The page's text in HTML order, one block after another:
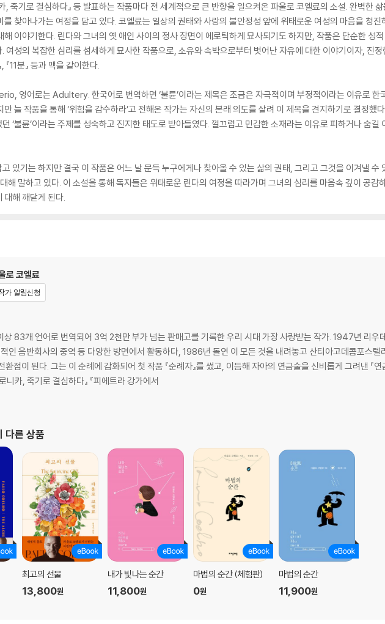
카, 죽기로 결심하다』 등 발표하는 작품마다 전 세계적으로 큰 반향을 일으켜온 파울로 코엘료의 소설. 완벽한
를 찾아나가는 여정을 담고 있다. 코엘료는 일상의 권태와 사랑의 불안정성 앞에 위태로운 여성의 마음을 청
해 이야기한다. 린다와 그녀의 옛 애인 사이의 정사 장면이 에로틱하게 묘사되기도 하지만, 작품은 단순한 성
여성의 복잡한 심리를 섬세하게 묘사한 작품으로, 소유와 속박으로부터 벗어난 자유에 대한 이야기이자, 진
『11분』 등과 맥을 같이한다.
영어로는 Adultery. 한국어로 번역하면 ‘불륜’이라는 제목은 조금은 자극적이며 부정적이라는 이유로 한
늘 작품을 통해 ‘위험을 감수하라’고 전해온 작가는 자신의 본래 의도를 살려 이 제목을 견지하기로 결정했
‘불륜’이라는 주제를 성숙하고 진지한 태도로 받아들였다. 껄끄럽고 민감한 소재라는 이유로 피하거나 숨
있기는 하지만 결국 이 작품은 어느 날 문득 누구에게나 찾아올 수 있는 삶의 권태, 그리고 그것을 이겨낼 수
대해 말하고 있다. 이 소설을 통해 독자들은 위태로운 린다의 여정을 따라가며 그녀의 심리를 마음속 깊이 공
대해 깨닫게 된다.
로 코엘료
가 알림신청
상 83개 언어로 번역되어 3억 2천만 부가 넘는 판매고를 기록한 우리 시대 가장 사랑받는 작가. 1947년 리우
인 음반회사의 중역 등 다양한 방면에서 활동하다, 1986년 돌연 이 모든 것을 내려놓고 산티아고데콤포스텔
환점이 된다. 그는 이 순례에 감화되어 첫 작품 『순례자』를 썼고, 이듬해 자아의 연금술을 신비롭게 그려낸 『
로니카, 죽기로 결심하다』 『피에트라 강가에서
다른 상품
최고의 선물
13,800원
내가 빛나는 순간
11,800원
마법의 순간 (체험판)
0원
마법의 순간
11,900원